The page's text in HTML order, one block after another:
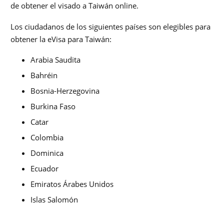
de obtener el visado a Taiwán online.
Los ciudadanos de los siguientes países son elegibles para
obtener la eVisa para Taiwán:
Arabia Saudita
Bahréin
Bosnia-Herzegovina
Burkina Faso
Catar
Colombia
Dominica
Ecuador
Emiratos Árabes Unidos
Islas Salomón